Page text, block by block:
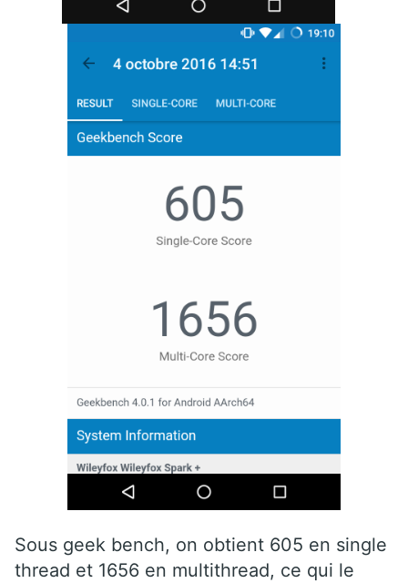
Sous geek bench, on obtient 605 en single
thread et 1656 en multithread, ce qui le